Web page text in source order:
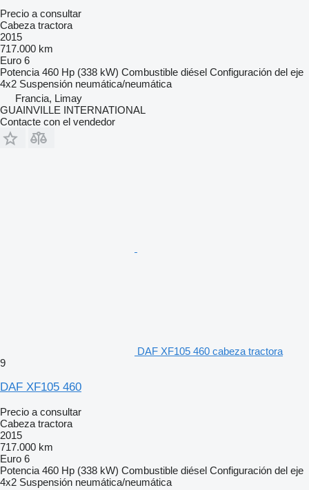
Precio a consultar
Cabeza tractora
2015
717.000 km
Euro 6
Potencia 460 Hp (338 kW) Combustible diésel Configuración del eje
4x2 Suspensión neumática/neumática
Francia, Limay
GUAINVILLE INTERNATIONAL
Contacte con el vendedor
DAF XF105 460 cabeza tractora
9
DAF XF105 460
Precio a consultar
Cabeza tractora
2015
717.000 km
Euro 6
Potencia 460 Hp (338 kW) Combustible diésel Configuración del eje
4x2 Suspensión neumática/neumática